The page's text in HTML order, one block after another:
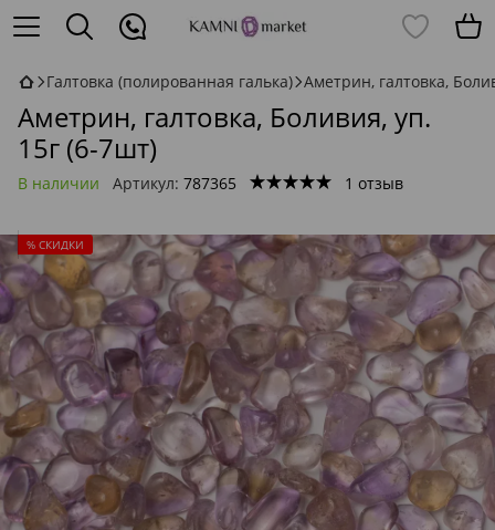
Галтовка (полированная галька) Аметрин, галтовка,
Аметрин, галтовка, Боливия, уп.
15г (6-7шт)
В наличии Артикул: 787365 1 отзыв
% СКИДКИ